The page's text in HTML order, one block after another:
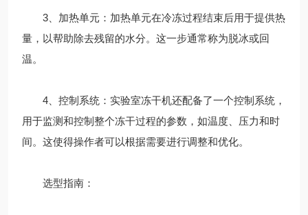
3、加热单元：加热单元在冷冻过程结束后用于提供热
量，以帮助除去残留的水分。这一步通常称为脱冰或回
温。
4、控制系统：实验室冻干机还配备了一个控制系统，
用于监测和控制整个冻干过程的参数，如温度、压力和时
间。这使得操作者可以根据需要进行调整和优化。
选型指南：